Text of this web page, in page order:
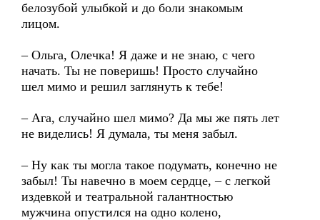
белозубой улыбкой и до боли знакомым
лицом.
– Ольга, Олечка! Я даже и не знаю, с чего
начать. Ты не поверишь! Просто случайно
шел мимо и решил заглянуть к тебе!
– Ага, случайно шел мимо? Да мы же пять лет
не виделись! Я думала, ты меня забыл.
– Ну как ты могла такое подумать, конечно не
забыл! Ты навечно в моем сердце, – с легкой
издевкой и театральной галантностью
мужчина опустился на одно колено,